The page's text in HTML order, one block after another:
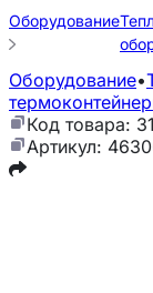
Оборудование
Оборудование•
Код товара:
Артикул: